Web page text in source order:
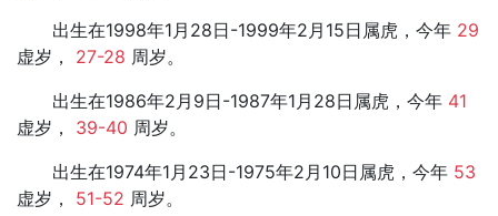
出生在1998年1月28日-1999年2月15日属虎，今年 29
虚岁， 27-28 周岁。
出生在1986年2月9日-1987年1月28日属虎，今年 41
虚岁， 39-40 周岁。
出生在1974年1月23日-1975年2月10日属虎，今年 53
虚岁， 51-52 周岁。